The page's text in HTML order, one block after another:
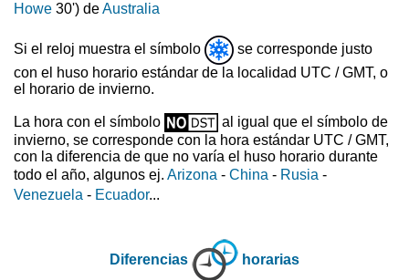
Howe 30') deAustralia
Si el reloj muestra el símbolo
se corresponde justo
con el huso horario estándar de la localidad UTC / GMT, o
el horario de invierno.
La hora con el símbolo
al igual que el símbolo de
invierno, se corresponde con la hora estándar UTC / GMT,
con la diferencia de que no varía el huso horario durante
todo el año, algunos ej. Arizona - China - Rusia -
Venezuela - Ecuador...
Diferencias horarias